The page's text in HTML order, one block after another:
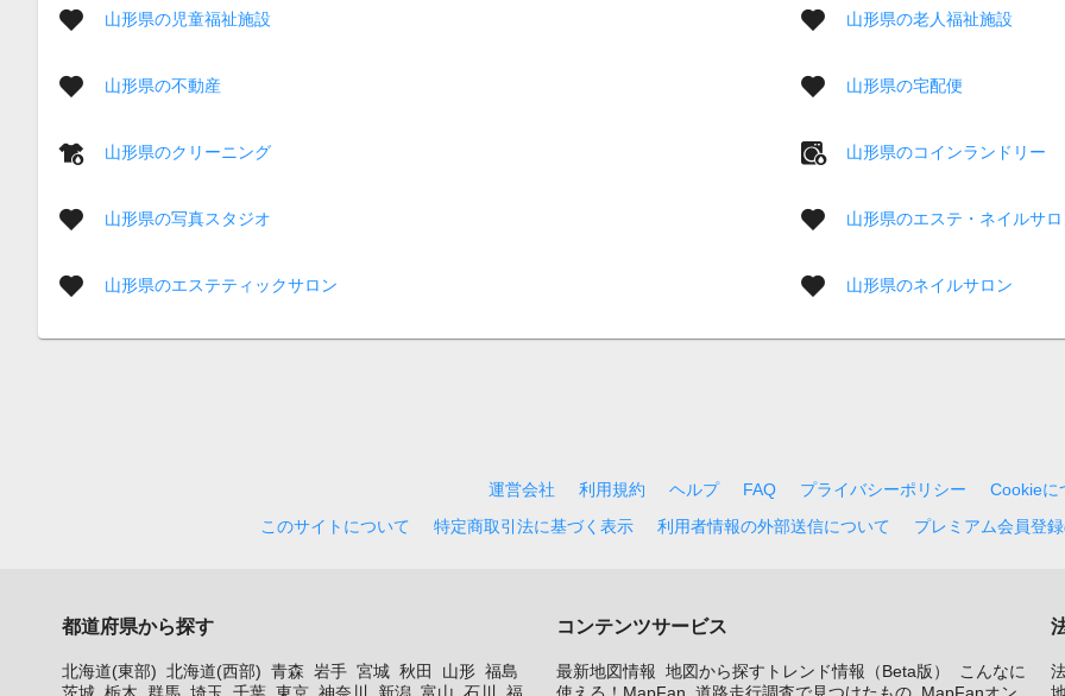
山形県の児童福祉施設 山形県の老人福祉施設
山形県の不動産 山形県の宅配便
山形県のクリーニング 山形県のコインランドリー
山形県の写真スタジオ 山形県のエステ・ネイルサロ
山形県のエステティックサロン 山形県のネイルサロン
運営会社 利用規約 ヘルプ FAQ プライバシーポリシー
Cookieに
このサイトについて
特定商取引法に基づく表示 利用者情報の外部送信について プレミアム会員登
都道府県から探す
北海道(東部) 北海道(西部) 青森 岩手 宮城 秋田 山形 福島
茨城 栃木 群馬 埼玉 千葉 東京 神奈川 新潟 富山 石川 福
コンテンツサービス
最新地図情報 地図から探すトレンド情報（Beta版）
こんなに
使える！MapFan 道路走行調査で見つけたもの MapFanオン